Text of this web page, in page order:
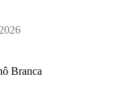
Branca